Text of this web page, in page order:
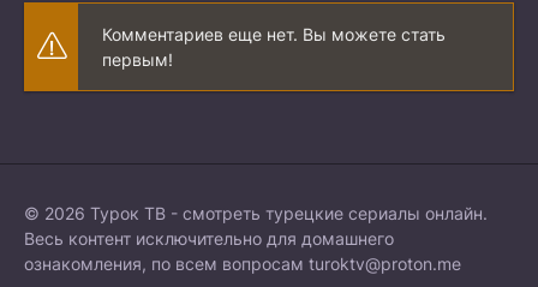
Комментариев еще нет. Вы можете стать
первым!
© 2026 Турок ТВ - смотреть турецкие сериалы онлайн.
Весь контент исключительно для домашнего
ознакомления, по всем вопросам turoktv@proton.me